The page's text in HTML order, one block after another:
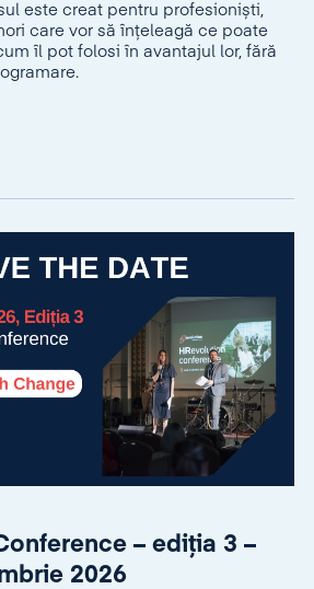
este creat pentru profesioniști,
care vor să înțeleagă ce poate
îl pot folosi în avantajul lor, fără
– ediția 3 –
2026